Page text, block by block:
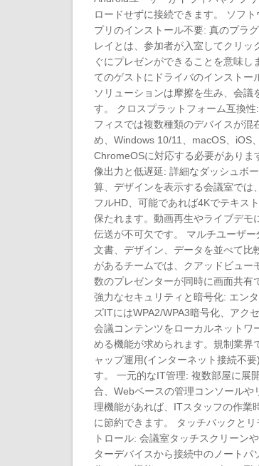
ロードせずに接続できます。 ソフト
プリのインストール不要: 真のプラ
レイとは、参加者が入室してクリッ
ぐにプレゼンができることを意味し
てのゲストにドライバのインストー
ソリューションは摩擦を生み、会議
す。 クロスプラットフォーム互換性
フィスでは複数種類のデバイスが混
め、Windows 10/11、macOS、iOS
ChromeOSに対応する必要がありま
像出力と低遅延: 詳細なダッシュボ
算、デザインを表示する会議室では
フルHD、可能であれば4Kでテキス
保たれます。動画再生やライブデモ
伝送が不可欠です。 マルチユーザー
文書、デザイン、データを並べて比
があるチームでは、クアッドビュー
数のプレゼンターが同時に画面共有
強力なセキュリティと暗号化: エン
ズITにはWPA2/WPA3暗号化、アクセ
会議コンテンツをローカルネットワ
める機能が求められます。規制業界
ャップ運用(インターネット接続不
す。 一元的なIT管理: 複数部屋に展
合、Webベースの管理コンソールや
理機能があれば、ITスタッフの作業
に節約できます。 タッチバックとリ
トロール: 会議室タッチスクリーン
ターデバイスから接続中のノートパ